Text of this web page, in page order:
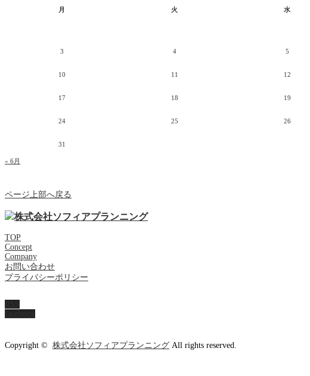
月 火 水
3 4 5
10 11 12
17 18 19
24 25 26
31
« 6月
ページ上部へ戻る
TOP
Concept
Company
お問い合わせ
プライバシーポリシー
Copyright © 株式会社ソフィアプランニング All rights reserved.